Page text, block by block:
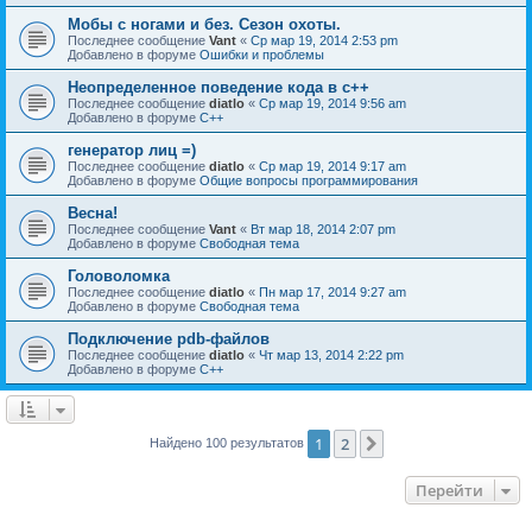
Мобы с ногами и без. Сезон охоты.
Последнее сообщение Vant « Ср мар 19, 2014 2:53 pm
Добавлено в форуме Ошибки и проблемы
Неопределенное поведение кода в c++
Последнее сообщение diatlo « Ср мар 19, 2014 9:56 am
Добавлено в форуме C++
генератор лиц =)
Последнее сообщение diatlo « Ср мар 19, 2014 9:17 am
Добавлено в форуме Общие вопросы программирования
Весна!
Последнее сообщение Vant « Вт мар 18, 2014 2:07 pm
Добавлено в форуме Свободная тема
Головоломка
Последнее сообщение diatlo « Пн мар 17, 2014 9:27 am
Добавлено в форуме Свободная тема
Подключение pdb-файлов
Последнее сообщение diatlo « Чт мар 13, 2014 2:22 pm
Добавлено в форуме C++
Найдено 100 результатов 1 2
Перейти